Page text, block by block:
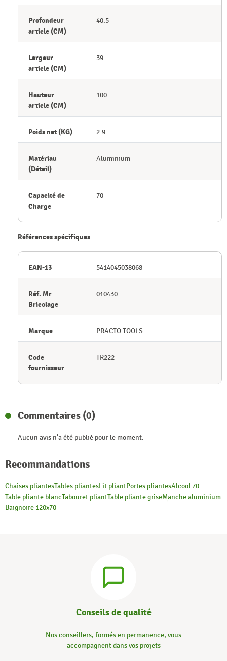
Profondeur
article (CM)
40.5
Largeur
article (CM)
39
Hauteur
article (CM)
100
Poids net (KG) 2.9
Matériau
(Détail)
Aluminium
Capacité de
Charge
70
Références spécifiques
EAN-13 5414045038068
Réf. Mr
Bricolage
010430
Marque PRACTO TOOLS
Code
fournisseur
TR222
Commentaires (0)
Aucun avis n'a été publié pour le moment.
Recommandations
Chaises pliantesTables pliantesLit pliantPortes pliantesAlcool 70
Table pliante blancTabouret pliantTable pliante griseManche aluminium
Baignoire 120x70
Conseils de qualité
Nos conseillers, formés en permanence, vous
accompagnent dans vos projets